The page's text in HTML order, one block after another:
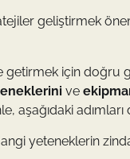
geliştirmek
için doğru
ve
aşağıdaki
yeteneklerin